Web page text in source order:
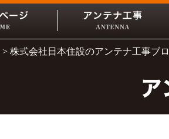
株式会社日本住設のアンテナ工事ブ
ア